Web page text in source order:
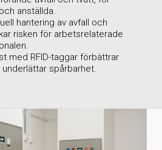
anställda.
hantering av avfall och
risken för arbetsrelaterade
med RFID-taggar förbättrar
spårbarhet.